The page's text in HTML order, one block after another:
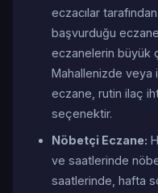
eczacılar
başvurduğu
eczanelerin büyük
Mahallenizde veya
eczane, rutin ilaç
seçenektir.
Nöbetçi Eczane:
ve saatlerinde
saatlerinde, hafta